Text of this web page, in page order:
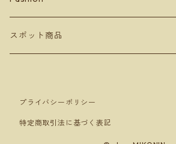
lighter
BETONES
Ladey's
Orobianco
スポット商品
プライバシーポリシー
特定商取引法に基づく表記